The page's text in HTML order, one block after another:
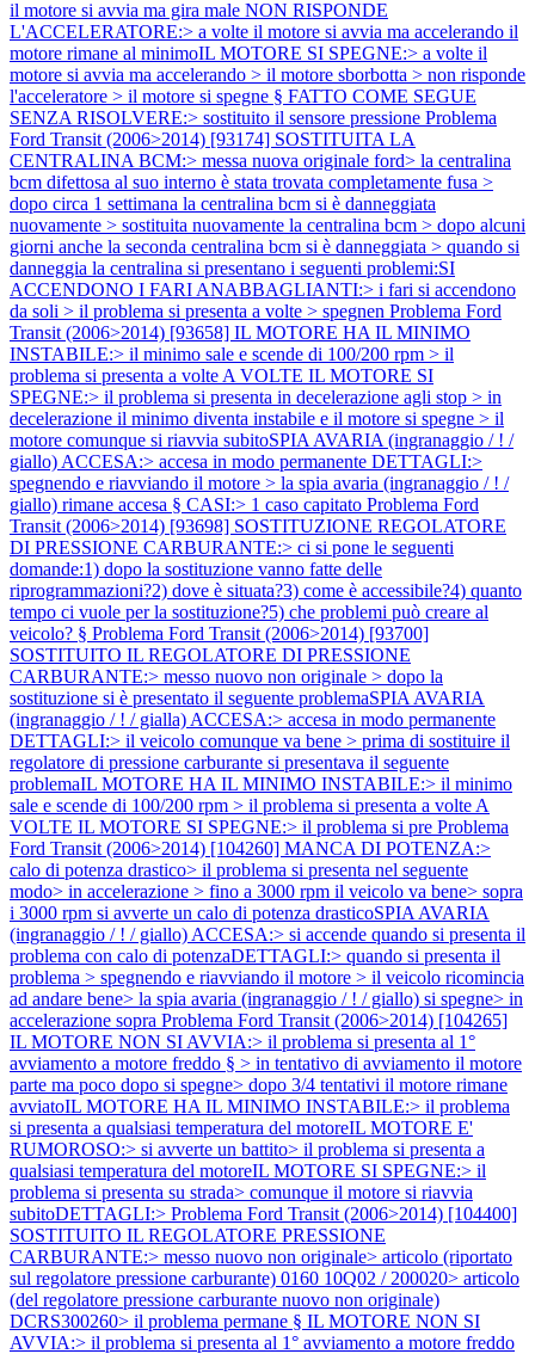
il motore si avvia ma gira male NON RISPONDE
L'ACCELERATORE:> a volte il motore si avvia ma accelerando il
motore rimane al minimoIL MOTORE SI SPEGNE:> a volte il
motore si avvia ma accelerando > il motore sborbotta > non risponde
l'acceleratore > il motore si spegne § FATTO COME SEGUE
SENZA RISOLVERE:> sostituito il sensore pressione Problema
Ford Transit (2006>2014) [93174] SOSTITUITA LA
CENTRALINA BCM:> messa nuova originale ford> la centralina
bcm difettosa al suo interno è stata trovata completamente fusa >
dopo circa 1 settimana la centralina bcm si è danneggiata
nuovamente > sostituita nuovamente la centralina bcm > dopo alcuni
giorni anche la seconda centralina bcm si è danneggiata > quando si
danneggia la centralina si presentano i seguenti problemi:SI
ACCENDONO I FARI ANABBAGLIANTI:> i fari si accendono
da soli > il problema si presenta a volte > spegnen Problema Ford
Transit (2006>2014) [93658] IL MOTORE HA IL MINIMO
INSTABILE:> il minimo sale e scende di 100/200 rpm > il
problema si presenta a volte A VOLTE IL MOTORE SI
SPEGNE:> il problema si presenta in decelerazione agli stop > in
decelerazione il minimo diventa instabile e il motore si spegne > il
motore comunque si riavvia subitoSPIA AVARIA (ingranaggio / ! /
giallo) ACCESA:> accesa in modo permanente DETTAGLI:>
spegnendo e riavviando il motore > la spia avaria (ingranaggio / ! /
giallo) rimane accesa § CASI:> 1 caso capitato Problema Ford
Transit (2006>2014) [93698] SOSTITUZIONE REGOLATORE
DI PRESSIONE CARBURANTE:> ci si pone le seguenti
domande:1) dopo la sostituzione vanno fatte delle
riprogrammazioni?2) dove è situata?3) come è accessibile?4) quanto
tempo ci vuole per la sostituzione?5) che problemi può creare al
veicolo? § Problema Ford Transit (2006>2014) [93700]
SOSTITUITO IL REGOLATORE DI PRESSIONE
CARBURANTE:> messo nuovo non originale > dopo la
sostituzione si è presentato il seguente problemaSPIA AVARIA
(ingranaggio / ! / gialla) ACCESA:> accesa in modo permanente
DETTAGLI:> il veicolo comunque va bene > prima di sostituire il
regolatore di pressione carburante si presentava il seguente
problemaIL MOTORE HA IL MINIMO INSTABILE:> il minimo
sale e scende di 100/200 rpm > il problema si presenta a volte A
VOLTE IL MOTORE SI SPEGNE:> il problema si pre Problema
Ford Transit (2006>2014) [104260] MANCA DI POTENZA:>
calo di potenza drastico> il problema si presenta nel seguente
modo> in accelerazione > fino a 3000 rpm il veicolo va bene> sopra
i 3000 rpm si avverte un calo di potenza drasticoSPIA AVARIA
(ingranaggio / ! / giallo) ACCESA:> si accende quando si presenta il
problema con calo di potenzaDETTAGLI:> quando si presenta il
problema > spegnendo e riavviando il motore > il veicolo ricomincia
ad andare bene> la spia avaria (ingranaggio / ! / giallo) si spegne> in
accelerazione sopra Problema Ford Transit (2006>2014) [104265]
IL MOTORE NON SI AVVIA:> il problema si presenta al 1°
avviamento a motore freddo § > in tentativo di avviamento il motore
parte ma poco dopo si spegne> dopo 3/4 tentativi il motore rimane
avviatoIL MOTORE HA IL MINIMO INSTABILE:> il problema
si presenta a qualsiasi temperatura del motoreIL MOTORE E'
RUMOROSO:> si avverte un battito> il problema si presenta a
qualsiasi temperatura del motoreIL MOTORE SI SPEGNE:> il
problema si presenta su strada> comunque il motore si riavvia
subitoDETTAGLI:> Problema Ford Transit (2006>2014) [104400]
SOSTITUITO IL REGOLATORE PRESSIONE
CARBURANTE:> messo nuovo non originale> articolo (riportato
sul regolatore pressione carburante) 0160 10Q02 / 200020> articolo
(del regolatore pressione carburante nuovo non originale)
DCRS300260> il problema permane § IL MOTORE NON SI
AVVIA:> il problema si presenta al 1° avviamento a motore freddo